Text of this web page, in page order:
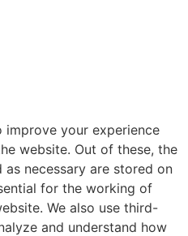
improve your experience
website. Out of these, the
necessary are stored on
for the working of
We also use third-
and understand how